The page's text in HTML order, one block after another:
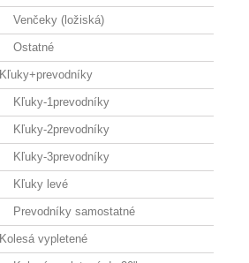
Venčeky (ložiská)
Ostatné
Kľuky+prevodníky
Kľuky-1prevodníky
Kľuky-2prevodníky
Kľuky-3prevodníky
Kľuky levé
Prevodníky samostatné
Kolesá vypletené